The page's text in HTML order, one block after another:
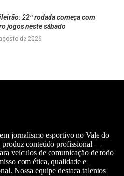
22ª rodada começa com
jogos neste sábado
de 2026
jornalismo esportivo no Vale do
produz conteúdo profissional —
veículos de comunicação de todo
com ética, qualidade e
Nossa equipe destaca talentos